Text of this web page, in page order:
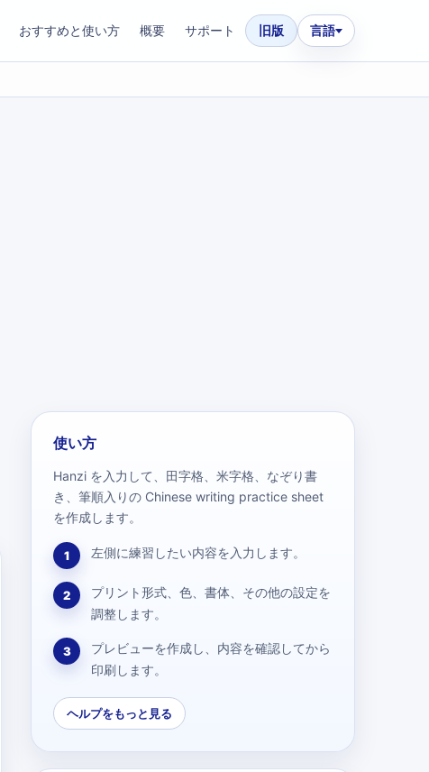
おすすめと使い方 概要 サポート 旧版 言語
使い方
Hanzi を入力して、田字格、米字格、なぞり書
き、筆順入りの Chinese writing practice sheet
を作成します。
1 左側に練習したい内容を入力します。
2
プリント形式、色、書体、その他の設定を
調整します。
3
プレビューを作成し、内容を確認してから
印刷します。
ヘルプをもっと見る